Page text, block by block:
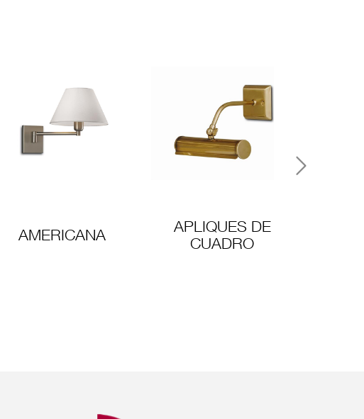
AMERICANA
APLIQUES DE
CUADRO
Next